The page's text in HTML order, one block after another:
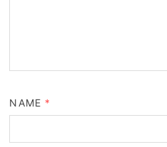
NAME *